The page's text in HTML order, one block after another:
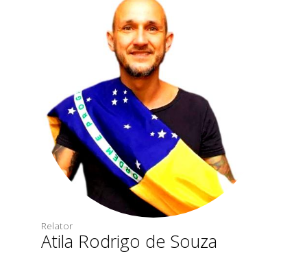
Relator
Atila Rodrigo de Souza